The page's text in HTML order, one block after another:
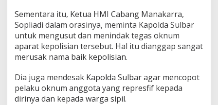
Sementara itu, Ketua HMI Cabang Manakarra,
Sopliadi dalam orasinya, meminta Kapolda Sulbar
untuk mengusut dan menindak tegas oknum
aparat kepolisian tersebut. Hal itu dianggap sangat
merusak nama baik kepolisian.
Dia juga mendesak Kapolda Sulbar agar mencopot
pelaku oknum anggota yang represfif kepada
dirinya dan kepada warga sipil.